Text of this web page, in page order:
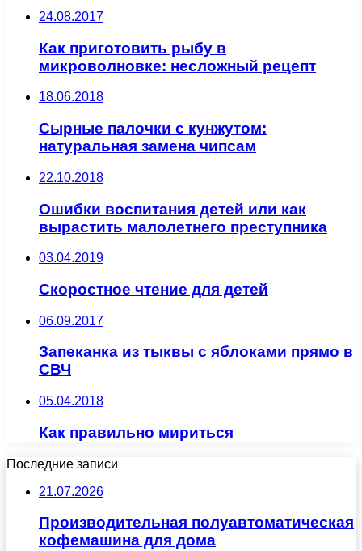
24.08.2017
Как приготовить рыбу в
микроволновке: несложный рецепт
18.06.2018
Сырные палочки с кунжутом:
натуральная замена чипсам
22.10.2018
Ошибки воспитания детей или как
вырастить малолетнего преступника
03.04.2019
Скоростное чтение для детей
06.09.2017
Запеканка из тыквы с яблоками прямо в
СВЧ
05.04.2018
Как правильно мириться
Последние записи
21.07.2026
Производительная полуавтоматическая
кофемашина для дома